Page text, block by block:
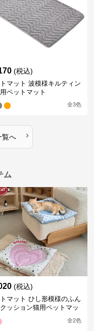
(税込)
マット 波模様キルティン
ペットマット
全3色
覧へ ›
ム
(税込)
マット ひし形模様のふん
ッション猫用ペットマッ
全2色